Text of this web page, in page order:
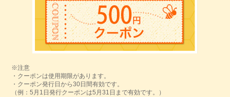
※注意
・クーポンは使用期限があります。
・クーポン発行日から30日間有効です。
（例：5月1日発行クーポンは5月31日まで有効です。）